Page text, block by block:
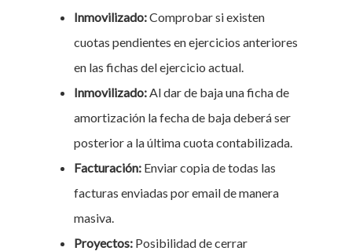
Inmovilizado:Comprobar si existen
cuotas pendientes en ejercicios anteriores
en las fichas del ejercicio actual.
Inmovilizado:Al dar de baja una ficha de
amortización la fecha de baja deberá ser
posterior a la última cuota contabilizada.
Facturación: Enviar copia de todas las
facturas enviadas por email de manera
masiva.
Proyectos: Posibilidad de cerrar